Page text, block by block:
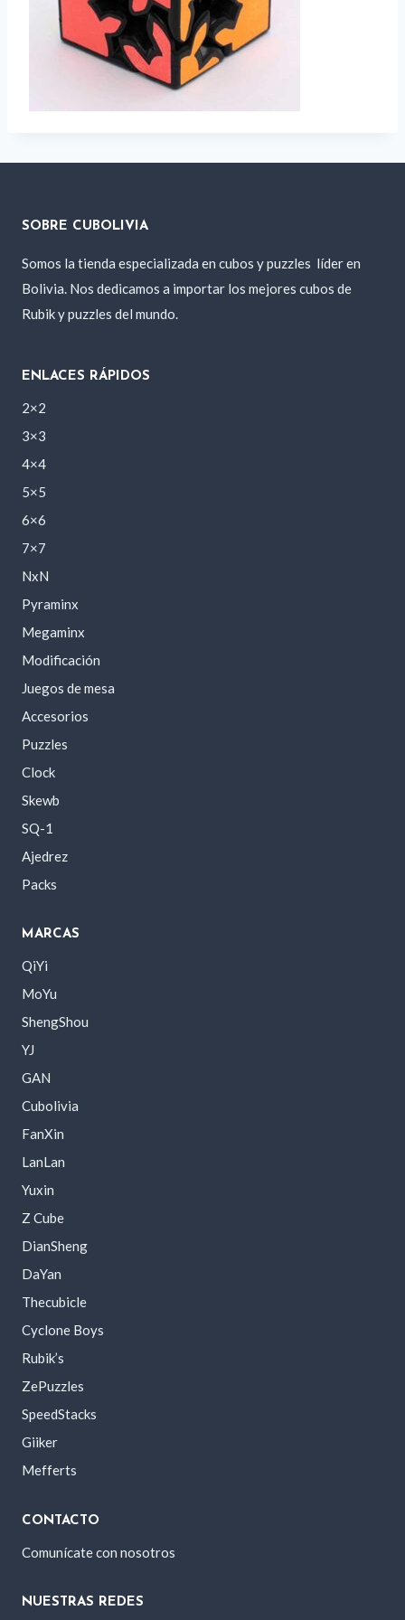
SOBRE CUBOLIVIA
Somos la tienda especializada en cubos y puzzles líder en
Bolivia. Nos dedicamos a importar los mejores cubos de
Rubik y puzzles del mundo.
ENLACES RÁPIDOS
2×2
3×3
4×4
5×5
6×6
7×7
NxN
Pyraminx
Megaminx
Modificación
Juegos de mesa
Accesorios
Puzzles
Clock
Skewb
SQ-1
Ajedrez
Packs
MARCAS
QiYi
MoYu
ShengShou
YJ
GAN
Cubolivia
FanXin
LanLan
Yuxin
Z Cube
DianSheng
DaYan
Thecubicle
Cyclone Boys
Rubik’s
ZePuzzles
SpeedStacks
Giiker
Mefferts
CONTACTO
Comunícate con nosotros
NUESTRAS REDES